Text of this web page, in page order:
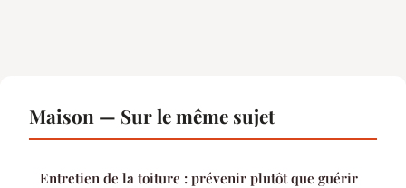
Maison — Sur le même sujet
Entretien de la toiture : prévenir plutôt que guérir